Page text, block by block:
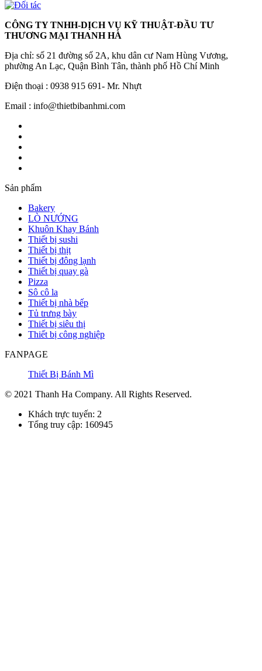
CÔNG TY TNHH-DỊCH VỤ KỸ THUẬT-ĐẦU TƯ
THƯƠNG MẠI THANH HÀ
Địa chỉ: số 21 đường số 2A, khu dân cư Nam Hùng Vương,
phường An Lạc, Quận Bình Tân, thành phố Hồ Chí Minh
Điện thoại : 0938 915 691- Mr. Nhựt
Email : info@thietbibanhmi.com
Sản phẩm
Bakery
LÒ NƯỚNG
Khuôn Khay Bánh
Thiết bị sushi
Thiết bị thịt
Thiết bị đông lạnh
Thiết bị quay gà
Pizza
Sô cô la
Thiết bị nhà bếp
Tủ trưng bày
Thiết bị siêu thị
Thiết bị công nghiệp
FANPAGE
Thiết Bị Bánh Mì
© 2021 Thanh Ha Company. All Rights Reserved.
Khách trực tuyến: 2
Tổng truy cập: 160945